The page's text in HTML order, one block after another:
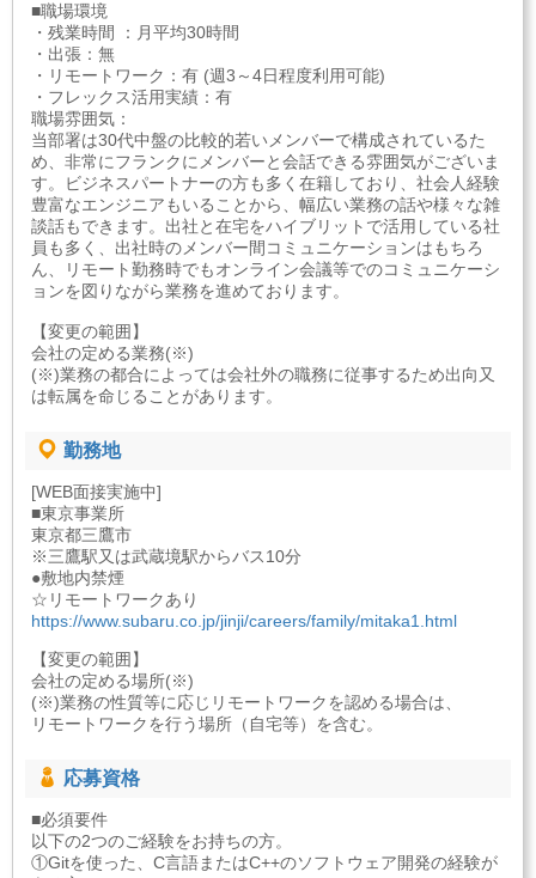
■職場環境
・残業時間 ：月平均30時間
・出張：無
・リモートワーク：有 (週3～4日程度利用可能)
・フレックス活用実績：有
職場雰囲気：
当部署は30代中盤の比較的若いメンバーで構成されているた
め、非常にフランクにメンバーと会話できる雰囲気がございま
す。ビジネスパートナーの方も多く在籍しており、社会人経験
豊富なエンジニアもいることから、幅広い業務の話や様々な雑
談話もできます。出社と在宅をハイブリットで活用している社
員も多く、出社時のメンバー間コミュニケーションはもちろ
ん、リモート勤務時でもオンライン会議等でのコミュニケーシ
ョンを図りながら業務を進めております。
【変更の範囲】
会社の定める業務(※)
(※)業務の都合によっては会社外の職務に従事するため出向又
は転属を命じることがあります。
勤務地
[WEB面接実施中]
■東京事業所
東京都三鷹市
※三鷹駅又は武蔵境駅からバス10分
●敷地内禁煙
☆リモートワークあり
https://www.subaru.co.jp/jinji/careers/family/mitaka1.html
【変更の範囲】
会社の定める場所(※)
(※)業務の性質等に応じリモートワークを認める場合は、
リモートワークを行う場所（自宅等）を含む。
応募資格
■必須要件
以下の2つのご経験をお持ちの方。
①Gitを使った、C言語またはC++のソフトウェア開発の経験が